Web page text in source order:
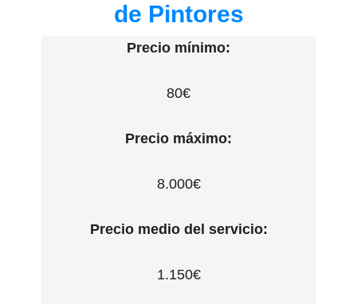
de Pintores
Precio mínimo:
80€
Precio máximo:
8.000€
Precio medio del servicio:
1.150€